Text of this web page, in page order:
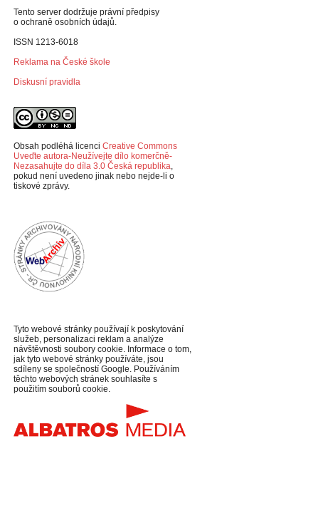
Tento server dodržuje právní předpisy
o ochraně osobních údajů.
ISSN 1213-6018
Reklama na České škole
Diskusní pravidla
Obsah podléhá licenci Creative Commons
Uveďte autora-Neužívejte dílo komerčně-
Nezasahujte do díla 3.0 Česká republika,
pokud není uvedeno jinak nebo nejde-li o
tiskové zprávy.
Tyto webové stránky používají k poskytování
služeb, personalizaci reklam a analýze
návštěvnosti soubory cookie. Informace o tom,
jak tyto webové stránky používáte, jsou
sdíleny se společností Google. Používáním
těchto webových stránek souhlasíte s
použitím souborů cookie.